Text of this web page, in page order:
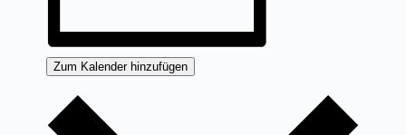
Zum Kalender hinzufügen